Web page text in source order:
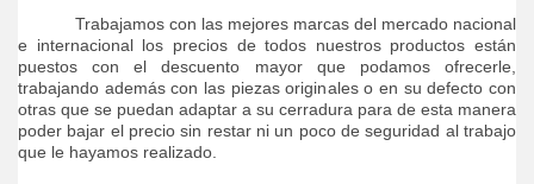
Trabajamos con las mejores marcas del mercado nacional
e internacional los precios de todos nuestros productos están
puestos con el descuento mayor que podamos ofrecerle,
trabajando además con las piezas originales o en su defecto con
otras que se puedan adaptar a su cerradura para de esta manera
poder bajar el precio sin restar ni un poco de seguridad al trabajo
que le hayamos realizado.